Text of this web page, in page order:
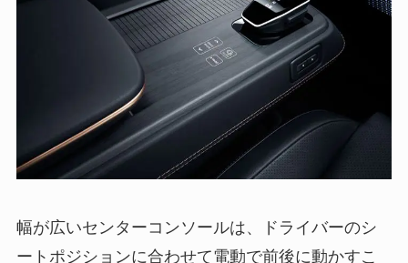
幅が広いセンターコンソールは、ドライバーのシ
ートポジションに合わせて電動で前後に動かすこ